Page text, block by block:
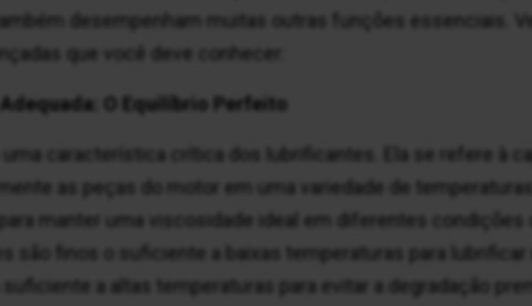
desempenham muitas outras funções essenciais.
que você deve conhecer:
Adequada: O Equilíbrio Perfeito
uma característica crítica dos lubrificantes. Ela se refere à
as peças do motor em uma variedade de
manter uma viscosidade ideal em diferentes condições
são finos o suficiente a baixas temperaturas para
suficiente a altas temperaturas para evitar a degradação